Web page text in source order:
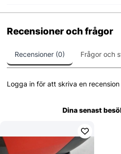
Recensioner och frågor
Recensioner (0) Frågor och
Logga in för att skriva en recension
Dina senast